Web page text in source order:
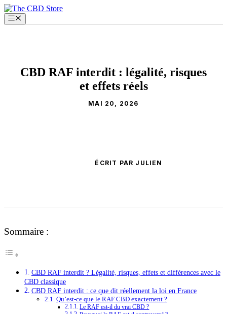
Aller
au
contenu
Menu
CBD RAF interdit : légalité, risques
et effets réels
MAI 20, 2026
ÉCRIT PAR JULIEN
Sommaire :
CBD RAF interdit ? Légalité, risques, effets et différences avec le
CBD classique
CBD RAF interdit : ce que dit réellement la loi en France
Qu’est-ce que le RAF CBD exactement ?
Le RAF est-il du vrai CBD ?